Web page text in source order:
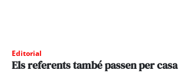
Editorial
Els referents també passen per casa